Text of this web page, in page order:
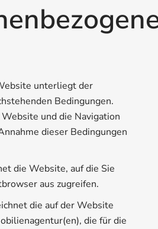
unterliegt der
Bedingungen.
und die Navigation
dieser Bedingungen
die Website, auf die Sie
aus zugreifen.
die auf der Website
die für die